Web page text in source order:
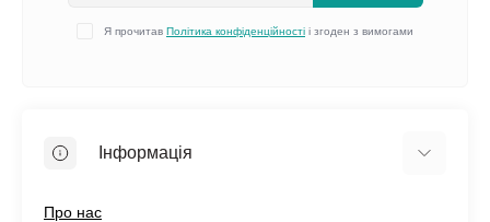
Я прочитав Політика конфіденційності і згоден з вимогами
Інформація
Про нас